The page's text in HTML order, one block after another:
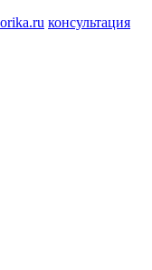
консультация